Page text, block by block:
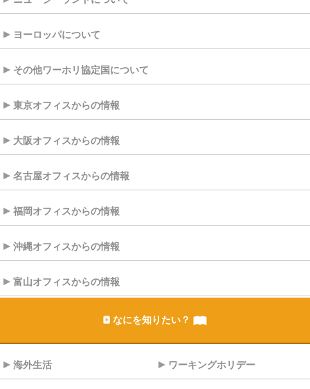
ヨーロッパについて
その他ワーホリ協定国について
東京オフィスからの情報
大阪オフィスからの情報
名古屋オフィスからの情報
福岡オフィスからの情報
沖縄オフィスからの情報
富山オフィスからの情報
なにを知りたい？
海外生活 ワーキングホリデー